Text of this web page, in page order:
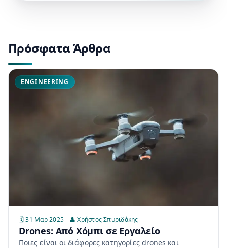
Πρόσφατα Άρθρα
ENGINEERING
🗓️ 31 Μαρ 2025 - 👤 Χρήστος Σπυριδάκης
Drones: Από Χόμπι σε Εργαλείο
Ποιες είναι οι διάφορες κατηγορίες drones και